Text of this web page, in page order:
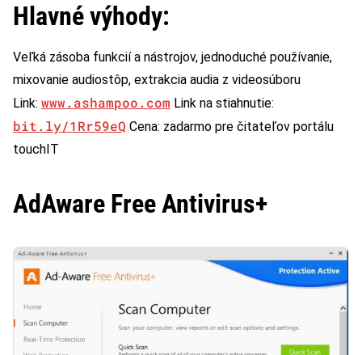
Hlavné výhody:
Veľká zásoba funkcií a nástrojov, jednoduché používanie,
mixovanie audiostôp, extrakcia audia z videosúboru
Link: www.ashampoo.com Link na stiahnutie:
bit.ly/1Rr59eQ Cena: zadarmo pre čitateľov portálu
touchIT
AdAware Free Antivirus+